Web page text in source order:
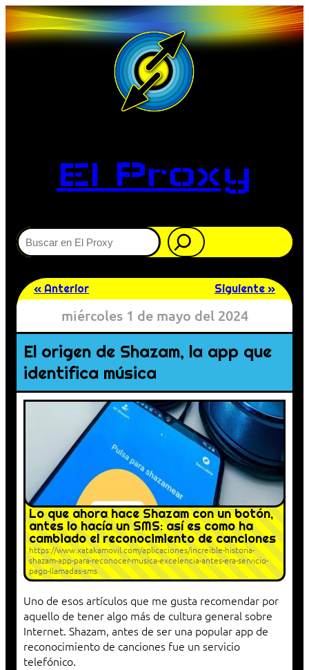
El Proxy
Buscar
« Anterior Siguiente »
miércoles 1 de mayo del 2024
El origen de Shazam, la app que
identifica música
Lo que ahora hace Shazam con un botón,
antes lo hacía un SMS: así es como ha
cambiado el reconocimiento de canciones
https://www.xatakamovil.com/aplicaciones/increible-historia-
shazam-app-para-reconocer-musica-excelencia-antes-era-servicio-
pago-llamadas-sms
Uno de esos artículos que me gusta recomendar por
aquello de tener algo más de cultura general sobre
Internet. Shazam, antes de ser una popular app de
reconocimiento de canciones fue un servicio
telefónico.